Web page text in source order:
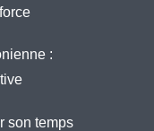
:
son temps